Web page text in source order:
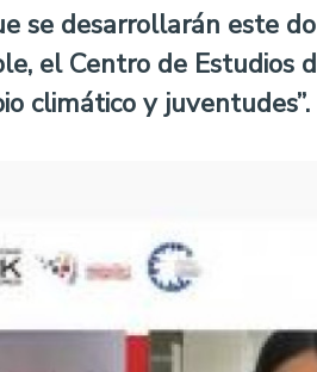
se desarrollarán este
el Centro de
climático y juventudes”.